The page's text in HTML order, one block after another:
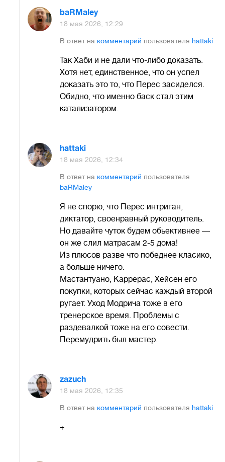
baRMaley
18 мая 2026, 12:29
В ответ на комментарий пользователя hattaki
Так Хаби и не дали что-либо доказать.
Хотя нет, единственное, что он успел
доказать это то, что Перес засиделся.
Обидно, что именно баск стал этим
катализатором.
hattaki
18 мая 2026, 12:34
В ответ на комментарий пользователя
baRMaley
Я не спорю, что Перес интриган,
диктатор, своенравный руководитель.
Но давайте чуток будем обьективнее —
он же слил матрасам 2-5 дома!
Из плюсов разве что победнее класико,
а больше ничего.
Мастантуано, Каррерас, Хейсен его
покупки, которых сейчас каждый второй
ругает. Уход Модрича тоже в его
тренерское время. Проблемы с
раздевалкой тоже на его совести.
Перемудрить был мастер.
zazuch
18 мая 2026, 12:35
В ответ на комментарий пользователя hattaki
+